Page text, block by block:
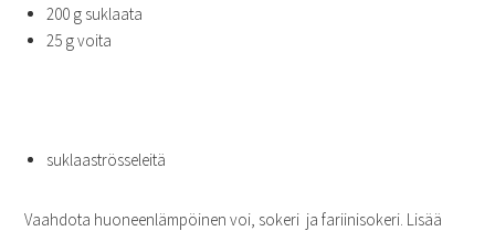
200 g suklaata
25 g voita
suklaaströsseleitä
Vaahdota huoneenlämpöinen voi, sokeri ja fariinisokeri. Lisää